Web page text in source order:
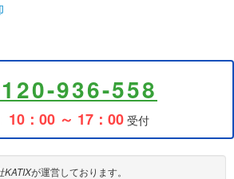
936-558
10：00 ～ 17：00受付
KATIXが運営しております。